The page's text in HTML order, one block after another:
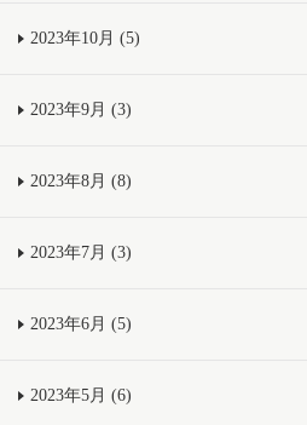
2023年10月 (5)
2023年9月 (3)
2023年8月 (8)
2023年7月 (3)
2023年6月 (5)
2023年5月 (6)